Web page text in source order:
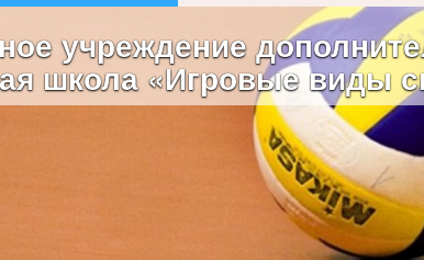
учреждение
школа «Игровые виды